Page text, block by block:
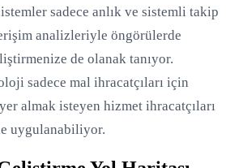
sadece anlık ve sistemli takip
analizleriyle öngörülerde
de olanak tanıyor.
sadece mal ihracatçıları için
almak isteyen hizmet ihracatçıları
uygulanabiliyor.